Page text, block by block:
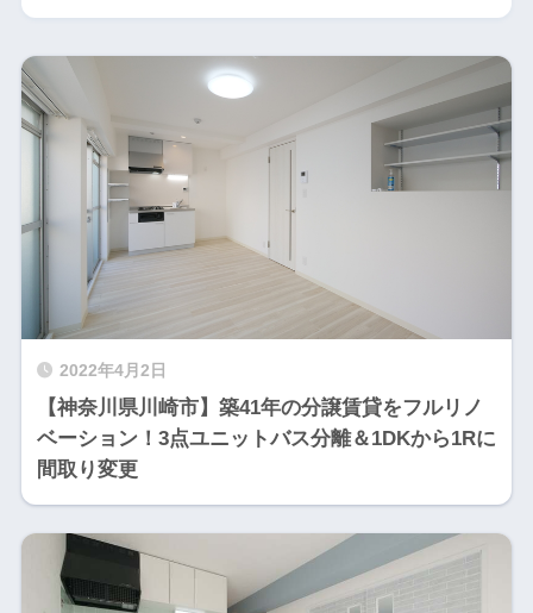
2022年4月2日
【神奈川県川崎市】築41年の分譲賃貸をフルリノ
ベーション！3点ユニットバス分離＆1DKから1Rに
間取り変更